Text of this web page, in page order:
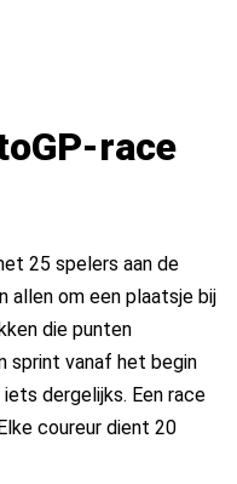
race
25 spelers aan de
allen om een plaatsje bij
die punten
sprint vanaf het begin
dergelijks. Een race
coureur dient 20